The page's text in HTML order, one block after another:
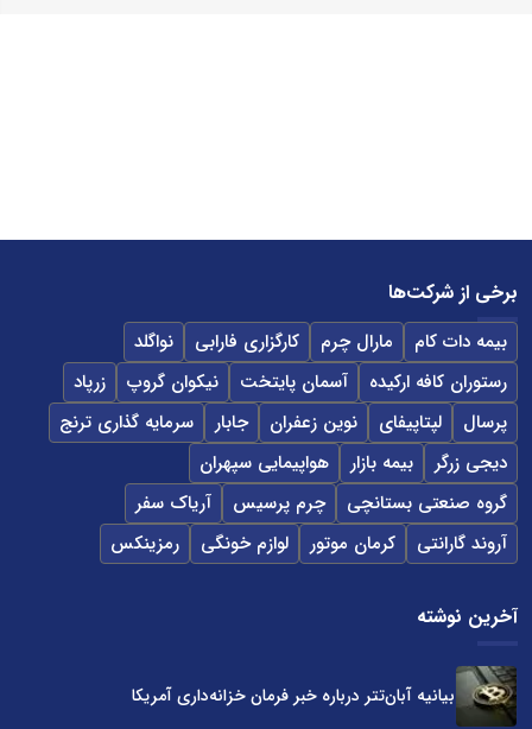
برخی از شرکت‌ها
بیمه دات کام مارال چرم کارگزاری فارابی
نواگلد
رستوران کافه ارکیده
آسمان پایتخت نیکوان گروپ
زرپاد
پرسال
لپتاپیفای نوین زعفران جابار
سرمایه گذاری ترنج
دیجی زرگر
بیمه بازار
هواپیمایی سپهران
گروه صنعتی بستانچی
چرم پرسیس
آریاک سفر
آروند گارانتی
کرمان موتور لوازم خونگی رمزینکس
آخرین نوشته
بیانیه آبان‌تتر درباره خبر فرمان خزانه‌داری آمریکا